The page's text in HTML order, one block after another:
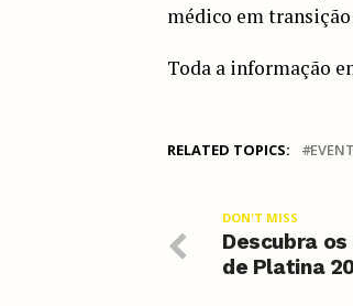
médico em
Toda a informação
RELATED TOPICS:
DON'T MISS
Descubra
de Platina